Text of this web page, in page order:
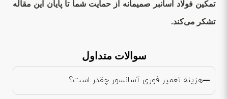
تمکین فولاد آسانبر صمیمانه از حمایت شما تا پایان این مقاله
تشکر می‌کند.
سوالات متداول
هزینه تعمیر فوری آسانسور چقدر است؟